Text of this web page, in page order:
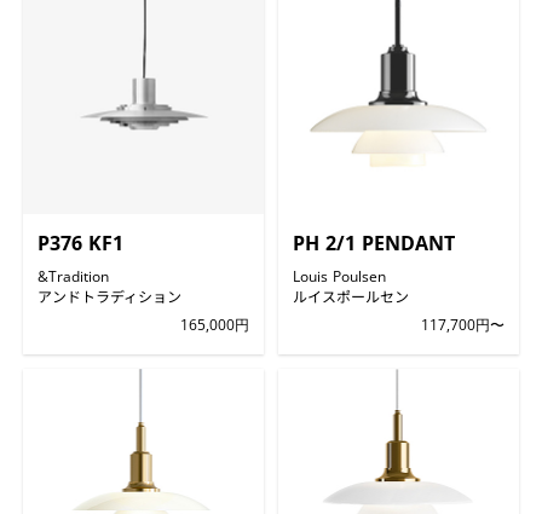
P376 KF1
&Tradition
アンドトラディション
165,000円
PH 2/1 PENDANT
Louis Poulsen
ルイスポールセン
117,700円〜